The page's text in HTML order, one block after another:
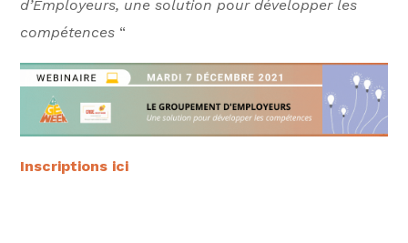
d’Employeurs, une solution pour développer les
compétences “
Inscriptions ici